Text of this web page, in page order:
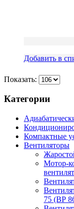
Добавить в
Показать:
Категории
Компактные
Вентиляторы
Мотор-
75 (ВР